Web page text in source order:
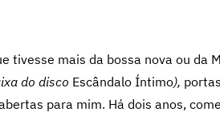
tivesse mais da bossa nova ou da
do disco Escândalo Íntimo),
para mim. Há dois anos,